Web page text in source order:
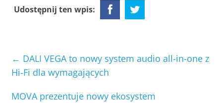
Udostępnij ten wpis:
← DALI VEGA to nowy system audio all-in-one z
Hi-Fi dla wymagających
MOVA prezentuje nowy ekosystem